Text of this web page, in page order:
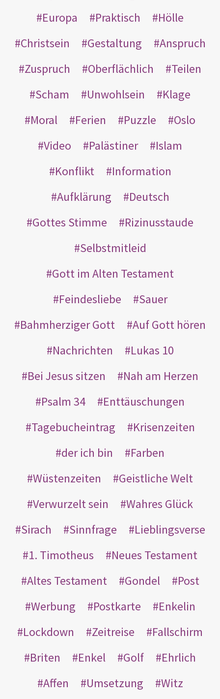
Europa
Praktisch
Hölle
Christsein
Gestaltung
Anspruch
Zuspruch
Oberflächlich
Teilen
Scham
Unwohlsein
Klage
Moral
Ferien Puzzle
Oslo
Video
Palästiner
Islam
Konflikt
Information
Aufklärung
Deutsch
Gottes Stimme
Rizinusstaude
Selbstmitleid
Gott im Alten Testament
Feindesliebe
Sauer
Bahmherziger Gott
Auf Gott hören
Nachrichten
Lukas 10
Bei Jesus sitzen
Nah am Herzen
Psalm 34
Enttäuschungen
Tagebucheintrag
Krisenzeiten
der ich bin
Farben
Wüstenzeiten
Geistliche Welt
Verwurzelt sein
Wahres Glück
Sirach
Sinnfrage
Lieblingsverse
1. Timotheus
Neues Testament
Altes Testament
Gondel
Post
Werbung
Postkarte
Enkelin
Lockdown
Zeitreise
Fallschirm
Briten
Enkel Golf
Ehrlich
Affen
Umsetzung Witz